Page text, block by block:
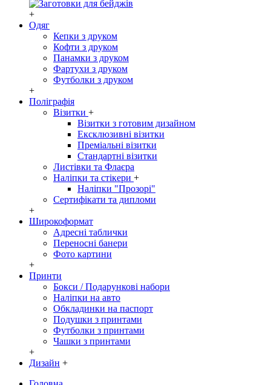
+
Одяг
Кепки з друком
Кофти з друком
Панамки з друком
Фартухи з друком
Футболки з друком
+
Поліграфія
Візитки +
Візитки з готовим дизайном
Ексклюзивні візитки
Преміальні візитки
Стандартні візитки
Листівки та Флаєра
Наліпки та стікери +
Наліпки "Прозорі"
Сертифікати та дипломи
+
Широкоформат
Адресні таблички
Переносні банери
Фото картини
+
Принти
Бокси / Подарункові набори
Наліпки на авто
Обкладинки на паспорт
Подушки з принтами
Футболки з принтами
Чашки з принтами
+
Дизайн +